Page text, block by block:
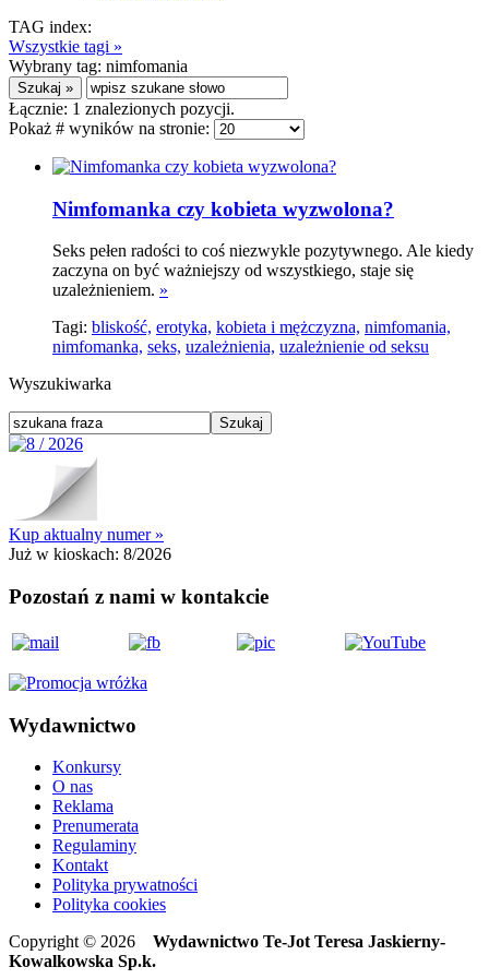
TAG index:
Wszystkie tagi »
Wybrany tag: nimfomania
Łącznie: 1 znalezionych pozycji.
Pokaż # wyników na stronie:
Nimfomanka czy kobieta wyzwolona?
Seks pełen radości to coś niezwykle pozytywnego. Ale kiedy
zaczyna on być ważniejszy od wszystkiego, staje się
uzależnieniem. »
Tagi: bliskość, erotyka, kobieta i mężczyzna, nimfomania,
nimfomanka, seks, uzależnienia, uzależnienie od seksu
Wyszukiwarka
Kup aktualny numer »
Już w kioskach: 8/2026
Pozostań z nami w kontakcie
Wydawnictwo
Konkursy
O nas
Reklama
Prenumerata
Regulaminy
Kontakt
Polityka prywatności
Polityka cookies
Copyright © 2026 Wydawnictwo Te-Jot Teresa Jaskierny-
Kowalkowska Sp.k.